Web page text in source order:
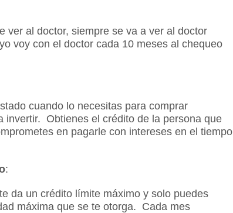
ver al doctor, siempre se va a ver al doctor
voy con el doctor cada 10 meses al chequeo
cuando lo necesitas para comprar
invertir. Obtienes el crédito de la persona que
en pagarle con intereses en el tiempo
:
da un crédito límite máximo y solo puedes
máxima que se te otorga. Cada mes